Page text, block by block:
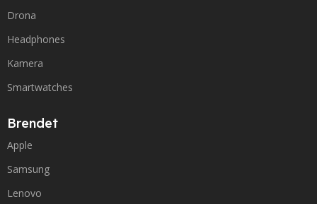
Drona
Headphones
Kamera
Smartwatches
Brendet
Apple
Samsung
Lenovo